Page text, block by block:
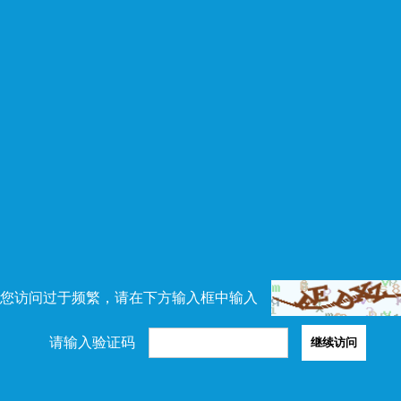
访问过于频繁，请在下方输入框中输入
请输入验证码 继续访问